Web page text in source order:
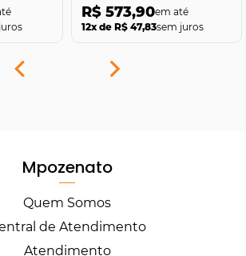
R$ 573,90
12x de R$ 47,83sem juros
Mpozenato
Quem Somos
de Atendimento
Atendimento